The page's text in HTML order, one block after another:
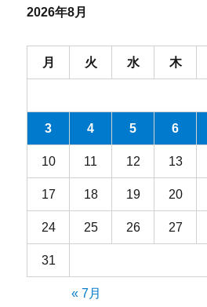
ブ
2026年8月
月 火 水 木
3 4 5 6
10 11 12 13
17 18 19 20
24 25 26 27
31
« 7月